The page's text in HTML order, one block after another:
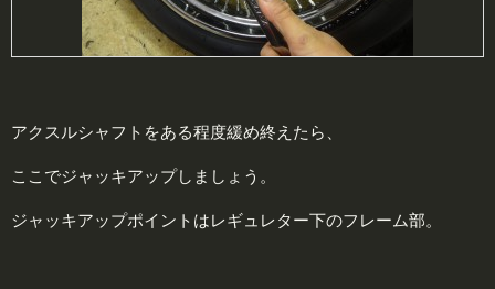
アクスルシャフトをある程度緩め終えたら、
ここでジャッキアップしましょう。
ジャッキアップポイントはレギュレター下のフレーム部。